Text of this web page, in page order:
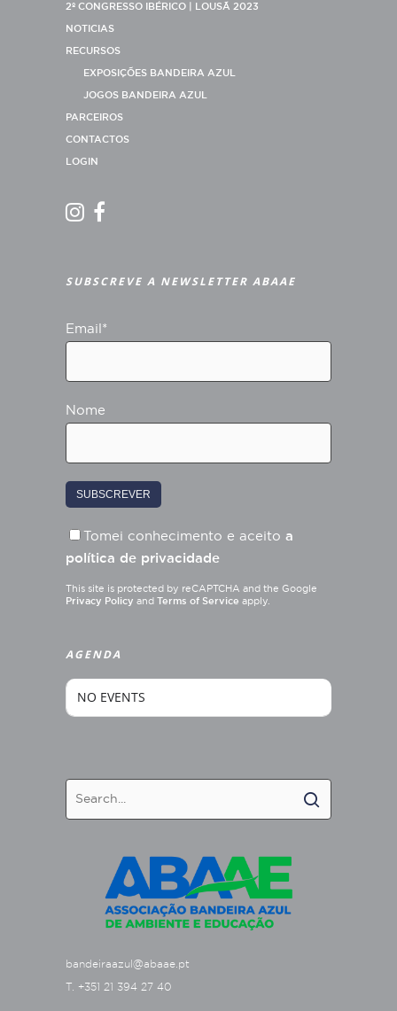
2º CONGRESSO IBÉRICO | LOUSÃ 2023
NOTICIAS
RECURSOS
EXPOSIÇÕES BANDEIRA AZUL
JOGOS BANDEIRA AZUL
PARCEIROS
CONTACTOS
LOGIN
SUBSCREVE A NEWSLETTER ABAAE
Email*
Nome
Tomei conhecimento e aceito a
política de privacidade
This site is protected by reCAPTCHA and the Google
Privacy Policy and Terms of Service apply.
AGENDA
NO EVENTS
bandeiraazul@abaae.pt
T. +351 21 394 27 40